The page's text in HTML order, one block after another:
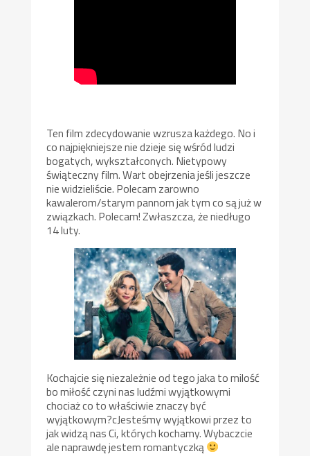
Ten film zdecydowanie wzrusza każdego. No i
co najpiękniejsze nie dzieje się wśród ludzi
bogatych, wykształconych. Nietypowy
świąteczny film. Wart obejrzenia jeśli jeszcze
nie widzieliście. Polecam zarowno
kawalerom/starym pannom jak tym co są już w
związkach. Polecam! Zwłaszcza, że niedługo
14 luty.
Kochajcie się niezależnie od tego jaka to milość
bo miłość czyni nas ludźmi wyjątkowymi
chociaż co to właściwie znaczy być
wyjątkowym?cJesteśmy wyjątkowi przez to
jak widzą nas Ci, których kochamy. Wybaczcie
ale naprawdę jestem romantyczką